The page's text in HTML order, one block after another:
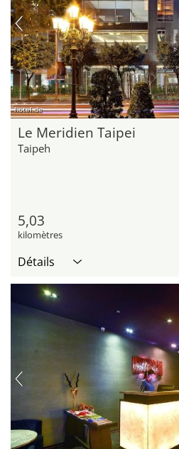
hotel.de
Le Meridien Taipei
Taipeh
5,03
kilomètres
Détails